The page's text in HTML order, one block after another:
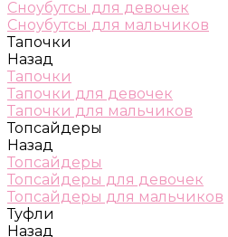
Сноубутсы для девочек
Сноубутсы для мальчиков
Тапочки
Назад
Тапочки
Тапочки для девочек
Тапочки для мальчиков
Топсайдеры
Назад
Топсайдеры
Топсайдеры для девочек
Топсайдеры для мальчиков
Туфли
Назад